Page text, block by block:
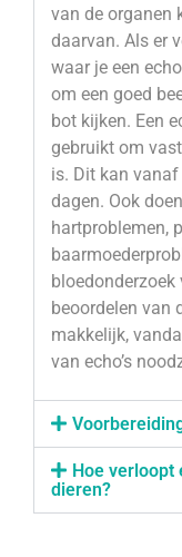
van de organen
daarvan. Als er
waar je een
om een goed
bot kijken. Een
gebruikt om
is. Dit kan
dagen. Ook
hartproblemen,
beoordelen van
makkelijk,
van echo’s
Hoe verloopt
dieren?